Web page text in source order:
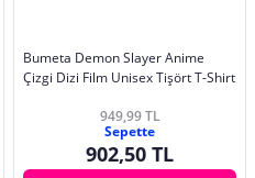
Bumeta Demon Slayer Anime
Çizgi Dizi Film Unisex Tişört T-Shirt
949,99 TL
Sepette
902,50 TL